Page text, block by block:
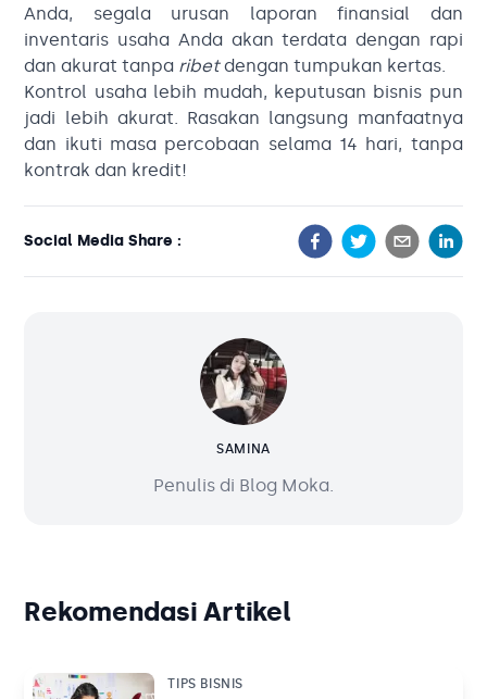
Anda, segala urusan laporan finansial dan
inventaris usaha Anda akan terdata dengan rapi
dan akurat tanpa ribetdengan tumpukan kertas.
Kontrol usaha lebih mudah, keputusan bisnis pun
jadi lebih akurat. Rasakan langsung manfaatnya
dan ikuti masa percobaan selama 14 hari, tanpa
kontrak dan kredit!
Social Media Share :
SAMINA
Penulis di Blog Moka.
Rekomendasi Artikel
TIPS BISNIS